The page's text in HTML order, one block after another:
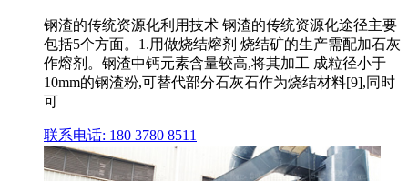
钢渣的传统资源化利用技术 钢渣的传统资源化途径主要
包括5个方面。1.用做烧结熔剂 烧结矿的生产需配加石灰
作熔剂。钢渣中钙元素含量较高,将其加工 成粒径小于
10mm的钢渣粉,可替代部分石灰石作为烧结材料[9],同时
可
联系电话: 180 3780 8511